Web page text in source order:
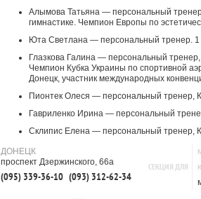
Алымова Татьяна — персональный
гимнастике. Чемпион Европы по
Юта Светлана — персональный тренер. 1
Глазкова Галина — персональный
Чемпион Кубка Украины по спортивной
Донецк, участник международных
Пионтек Олеся — персональный тренер,
Гавриленко Ирина — персональный
Склипис Елена — персональный тренер,
ДОНЕЦК
проспект Дзержинского, 66а
(095) 339-36-10 (093) 312-62-34
СЕКЦИЯ ДЛЯ